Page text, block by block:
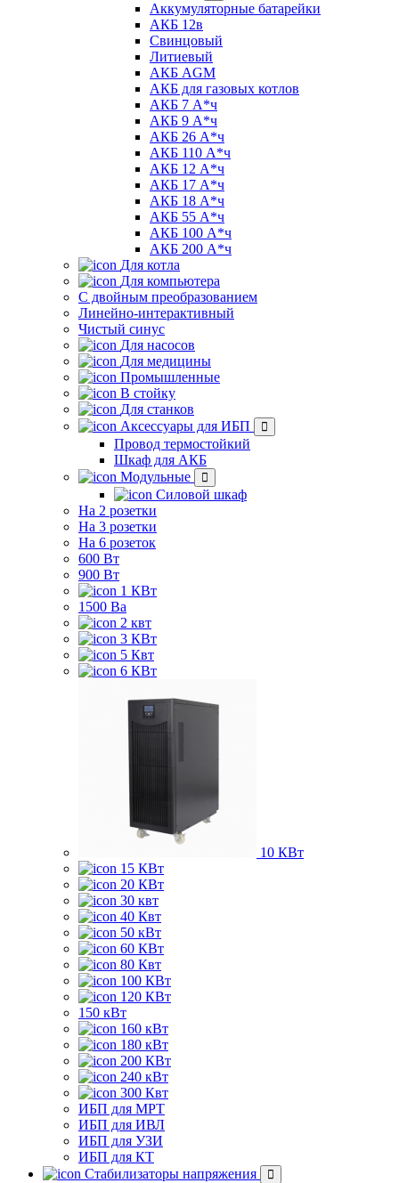
Аккумуляторные батарейки
АКБ 12в
Свинцовый
Литиевый
АКБ AGM
АКБ для газовых котлов
АКБ 7 А*ч
АКБ 9 А*ч
АКБ 26 А*ч
АКБ 110 А*ч
АКБ 12 А*ч
АКБ 17 А*ч
АКБ 18 А*ч
АКБ 55 А*ч
АКБ 100 А*ч
АКБ 200 А*ч
Для котла
Для компьютера
C двойным преобразованием
Линейно-интерактивный
Чистый синус
Для насосов
Для медицины
Промышленные
В стойку
Для станков
Аксессуары для ИБП
Провод термостойкий
Шкаф для АКБ
Модульные
Силовой шкаф
На 2 розетки
На 3 розетки
На 6 розеток
600 Вт
900 Вт
1 КВт
1500 Ва
2 квт
3 КВт
5 Квт
6 КВт
10 КВт
15 КВт
20 КВт
30 квт
40 Квт
50 кВт
60 КВт
80 Квт
100 КВт
120 КВт
150 кВт
160 кВт
180 кВт
200 КВт
240 кВт
300 Квт
ИБП для МРТ
ИБП для ИВЛ
ИБП для УЗИ
ИБП для КТ
Стабилизаторы напряжения